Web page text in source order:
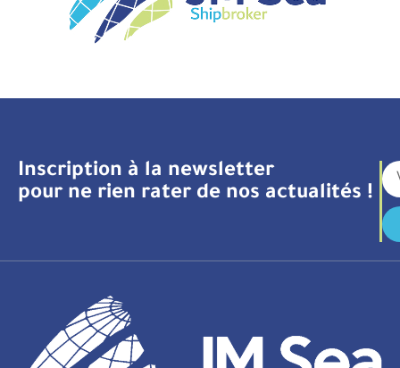
Inscription à la newsletter
pour ne rien rater de nos actualités !